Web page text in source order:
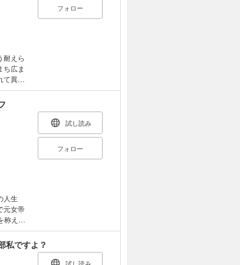
耐えら
広ま
て異世
コミカ
フォロー
人生
元女帝
称え、
気まま
試し読み
フォロー
私ですよ？